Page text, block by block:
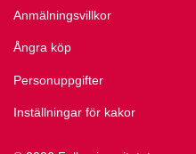
Anmälningsvillkor
Ångra köp
Personuppgifter
Inställningar för kakor